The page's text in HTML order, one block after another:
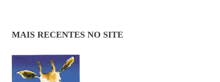
MAIS RECENTES NO SITE